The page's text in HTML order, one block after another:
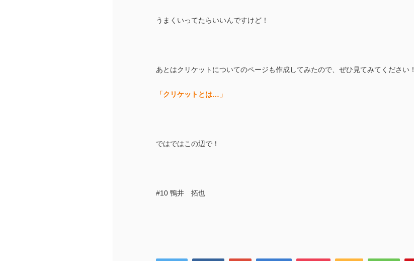
うまくいってたらいいんですけど！
あとはクリケットについてのページも作成してみたので、ぜひ見てみてください！
「クリケットとは…」
ではではこの辺で！
#10 鴨井 拓也